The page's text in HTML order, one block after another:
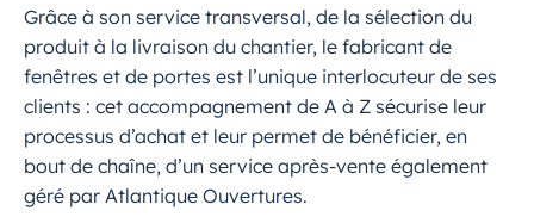
Grâce à son service transversal, de la sélection du
produit à la livraison du chantier, le fabricant de
fenêtres et de portes est l’unique interlocuteur de ses
clients : cet accompagnement de A à Z sécurise leur
processus d’achat et leur permet de bénéficier, en
bout de chaîne, d’un service après-vente également
géré par Atlantique Ouvertures.